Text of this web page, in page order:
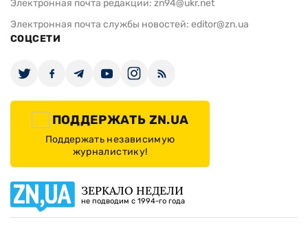
Электронная почта редакции: zn94@ukr.net
Электронная почта службы новостей: editor@zn.ua
СОЦСЕТИ
ПОДДЕРЖАТЬ ZN.UA
Поддержать независимую
журналистику!
ЗЕРКАЛО НЕДЕЛИ
не подводим с 1994-го года